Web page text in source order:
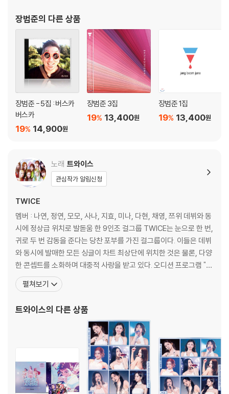
※ 디스크 외관 불량
1) 열을 가하여 제작하는 바이닐 공정 특성상 디스크 표면이 미세하게 울
렁거리거나 휘어지는 경우가 있습니다.
재생이 불안정한 경우 스태빌라이저를 사용하시면 좀 더 안정적인 재생이
가능합니다.
2) 재생 음역의 왜곡을 최소화 하고 반복 재생시에도 최대한 일관되게 유
지되도록 디스크 센터 홀 구경이 작게 제작되는 경우가 있습니다. 턴테이
블 스핀들에 맞지 않는 경우에는 전용 제품 등을 이용하여 센터 홀을 조정
하시면 해결됩니다.
3) 디스크에 미세한 잔 흠집이 남아있거나 인쇄 면이 깨끗하지 않은 경우
가 있으며, 이는 상품의 불량이 아닙니다. 단, 재생에 이상이 있는 경우에는
※ 컬러 디스크
아래에 해당하는 경우는 불량이 아니므로 개봉 후 반품/교환이 불가합니
2) 컬러 디스크의 특성상 제작 공정시 앨범마다 색상 차이가 나는 경우도
있습니다.
3) 컬러 디스크는 제작 과정에서 다른 색상 염료가 섞여 얼룩과 번짐, 반점
등이 발생할 수 있습니다.
※ 반품/교환 안내
1) 불량으로 인한 반품/교환 요청 시에는 불량 확인을 위해 개봉 시의 동영
상을 요청할 수 있으며, 동영상이 없는 경우 반품/교환이 제한될 수 있습니
관련 사진과 동영상 및 재생 기기 모델명을 첨부하여 첨부하여 고객센터에
2) LP는 잦은 배송 과정에서 재킷에 손상이 발생할 가능성이 높고 재판매
가 어려우므로 신중한 구매를 부탁드립니다.
장범준의 다른 상품
장범준 - 5집 : 버스카
버스카
14,900원
19%
장범준 3집
13,400원
19%
장범준 1집
13,400원
19%
노래 트와이스
관심작가 알림신청
TWICE
멤버 : 나연, 정연, 모모, 사나, 지효, 미나, 다현, 채영, 쯔위 데뷔와 동
시에 정상급 위치로 발돋움 한 9인조 걸그룹 TWICE는 눈으로 한 번,
귀로 두 번 감동을 준다는 당찬 포부를 가진 걸그룹이다. 이들은 데뷔
와 동시에 발매한 모든 싱글이 차트 최상단에 위치한 것은 물론, 다양
한 콘셉트를 소화하며 대중적 사랑을 받고 있다. 오디션 프로그램 "Si
xteen" 선발 멤버로 구성된 TWICE는 2015년 10월 'OOH-AHH하
게'로 데뷔 후 음원 차트 최상위권 랭크 및 폭발적인 성장세를 보이며
펼쳐보기
트와이스의 다른 상품